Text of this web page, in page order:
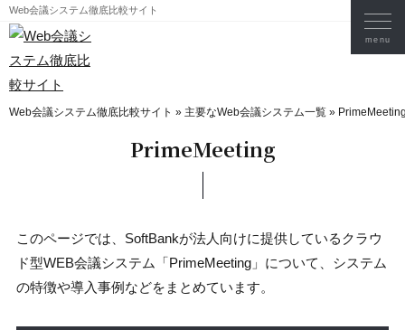
Web会議システム徹底比較サイト
Web会議システム徹底比較サイト » 主要なWeb会議システム一覧 »
PrimeMeeting
このページでは、SoftBankが法人向けに提供しているクラウ
ド型WEB会議システム「PrimeMeeting」について、システム
の特徴や導入事例などをまとめています。